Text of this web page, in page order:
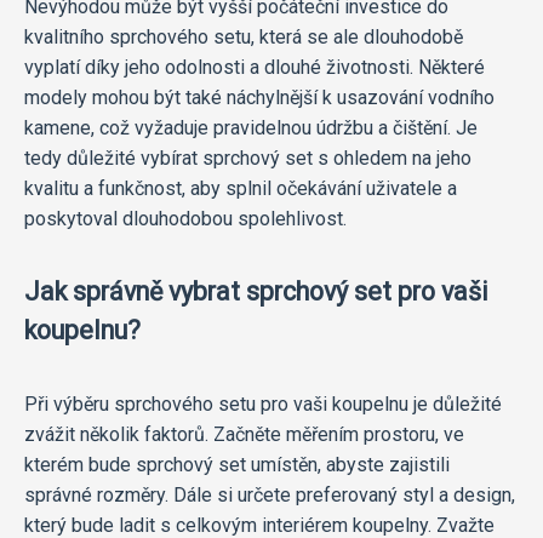
Nevýhodou může být vyšší počáteční investice do
kvalitního sprchového setu, která se ale dlouhodobě
vyplatí díky jeho odolnosti a dlouhé životnosti. Některé
modely mohou být také náchylnější k usazování vodního
kamene, což vyžaduje pravidelnou údržbu a čištění. Je
tedy důležité vybírat sprchový set s ohledem na jeho
kvalitu a funkčnost, aby splnil očekávání uživatele a
poskytoval dlouhodobou spolehlivost.
Jak správně vybrat sprchový set pro vaši
koupelnu?
Při výběru sprchového setu pro vaši koupelnu je důležité
zvážit několik faktorů. Začněte měřením prostoru, ve
kterém bude sprchový set umístěn, abyste zajistili
správné rozměry. Dále si určete preferovaný styl a design,
který bude ladit s celkovým interiérem koupelny. Zvažte